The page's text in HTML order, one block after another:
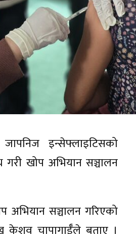
जापनिज इन्सेफ्लाइटिसको
गरी खोप अभियान सञ्चालन
अभियान सञ्चालन गरिएको